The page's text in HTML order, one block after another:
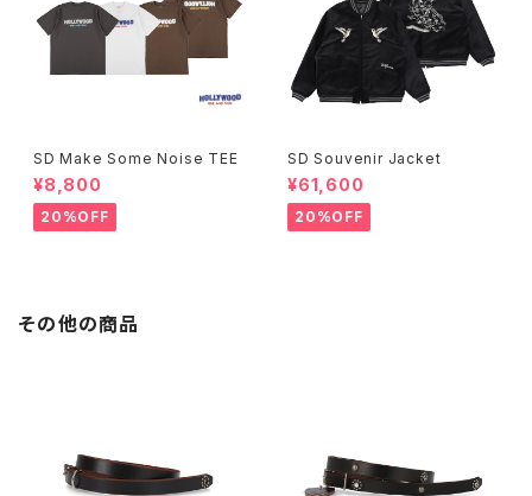
SD Make Some Noise TEE
¥8,800
20%OFF
SD Souvenir Jacket
¥61,600
20%OFF
その他の商品